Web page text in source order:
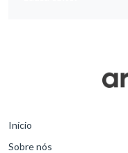
Início
Sobre nós